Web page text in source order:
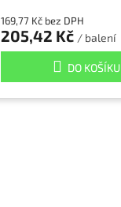
169,77 Kč bez DPH
205,42 Kč / balení
DO KOŠÍKU